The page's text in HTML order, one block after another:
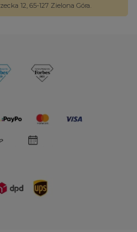
12, 65-127 Zielona Góra.